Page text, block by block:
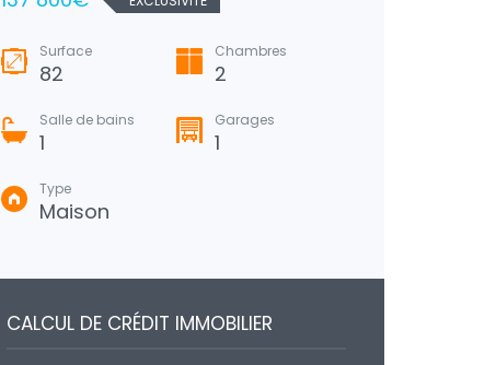
Surface
82
Chambres
2
Salle de bains
1
Garages
1
Type
Maison
CALCUL DE CRÉDIT IMMOBILIER